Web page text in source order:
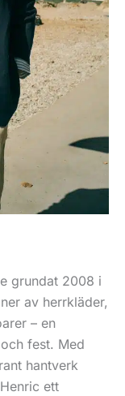
grundat 2008 i
av herrkläder,
– en
fest. Med
hantverk
ett